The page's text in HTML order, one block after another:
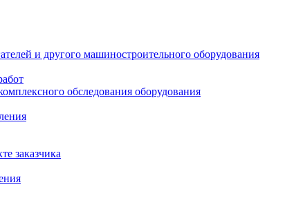
и другого машиностроительного оборудования
обследования оборудования
заказчика